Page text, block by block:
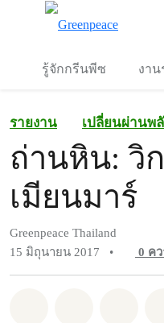
รู้จักกรีนพีซ งา
รายงาน เปลี่ยนผ่านพ
ถ่านหิน: วิ
เมียนมาร์
Greenpeace Thailand
15 มิถุนายน 2017
• 0 ค